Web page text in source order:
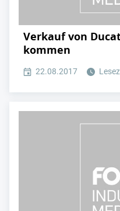
Verkauf von
kommen
22.08.2017